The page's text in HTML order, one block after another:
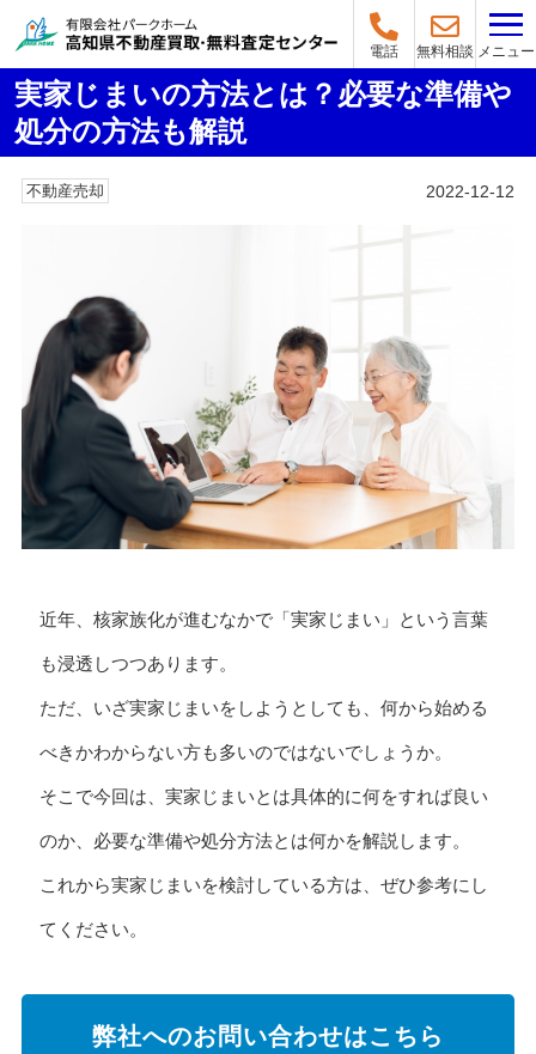
電話 無料相談 メニュー
実家じまいの方法とは？必要な準備や
処分の方法も解説
不動産売却 2022-12-12
近年、核家族化が進むなかで「実家じまい」という言葉
も浸透しつつあります。
ただ、いざ実家じまいをしようとしても、何から始める
べきかわからない方も多いのではないでしょうか。
そこで今回は、実家じまいとは具体的に何をすれば良い
のか、必要な準備や処分方法とは何かを解説します。
これから実家じまいを検討している方は、ぜひ参考にし
てください。
弊社へのお問い合わせはこちら